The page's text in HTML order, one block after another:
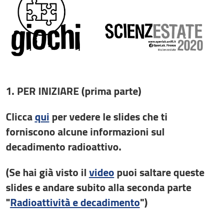
1. PER INIZIARE (prima parte)
Cliccaqui per vedere le slides che ti
forniscono alcune informazioni sul
decadimento radioattivo.
(Se hai già visto ilvideo puoi saltare queste
slides e andare subito alla seconda parte
"Radioattività e decadimento")